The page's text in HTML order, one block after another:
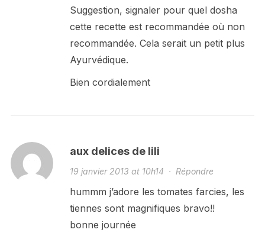
Suggestion, signaler pour quel dosha
cette recette est recommandée où non
recommandée. Cela serait un petit plus
Ayurvédique.
Bien cordialement
aux delices de lili
19 janvier 2013 at 10h14 · Répondre
hummm j’adore les tomates farcies, les
tiennes sont magnifiques bravo!!
bonne journée